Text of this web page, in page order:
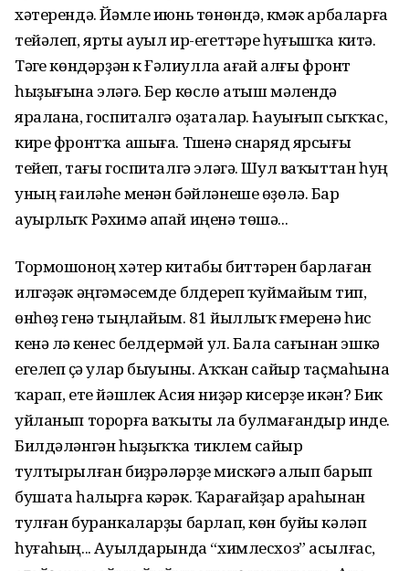
хәте­рен­дә. Йәмле июнь төнөндә, күмәк арба­ларға
тейәлеп, ярты ауыл ир-егеттәре һуғышҡа китә.
Тәүге көндәрҙән үк Ғәлиулла ағай алғы фронт
һыҙығына эләгә. Бер көслө атыш мәлендә
яралана, госпи­тал­гә оҙаталар. Һауығып сыҡҡас,
кире фронтҡа ашыға. Түшенә снаряд ярсығы
тейеп, тағы госпиталгә элә­гә. Шул ваҡыттан һуң
уның ғаи­лә­һе менән бәйлә­неше өҙөлә. Бар
ауырлыҡ Рәхимә апай иңенә төшә...
Тормошоноң хәтер китабы бит­тәрен барлаған
илгәҙәк әңгәмә­сем­де бүлдереп ҡуймайым тип,
өнһөҙ генә тыңлайым. 81 йыллыҡ ғү­меренә һис
кенә лә үкенес бел­дермәй ул. Бала сағынан эшкә
егелеп үҫә улар быуыны. Аҡҡан сайыр таҫмаһына
ҡа­рап, ете йәш­лек Асия ниҙәр кисерҙе икән? Бик
уй­ланып торорға ваҡыты ла бул­мағандыр инде.
Билдәләнгән һы­ҙыҡ­ҡа тиклем сайыр
тултырылған биҙрәләрҙе мискәгә алып барып
бушата һалырға кәрәк. Ҡарағайҙар араһынан
тулған буранкаларҙы барлап, көн буйы кәләп
һуғаһың... Ауылдарында “химлесхоз” асылғас,